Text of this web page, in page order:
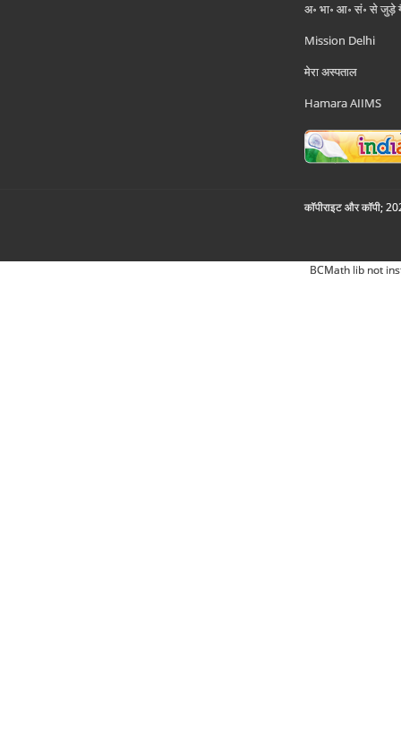
अ॰ भा॰ आ॰ सं॰ से जुड़े
Mission Delhi
मेरा अस्पताल
Hamara AIIMS
कॉपीराइट और कॉपी;
BCMath lib not